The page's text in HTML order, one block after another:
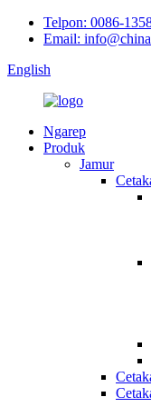
Telpon: 0086-
Email:
English
Ngarep
Produk
Jamur